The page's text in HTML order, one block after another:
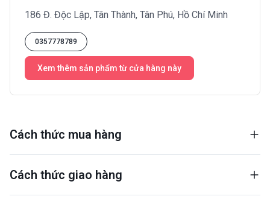
186 Đ. Độc Lập, Tân Thành, Tân Phú, Hồ Chí Minh
0357778789
Xem thêm sản phẩm từ cửa hàng này
Cách thức mua hàng
Cách thức giao hàng